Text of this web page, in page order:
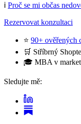
ℹ️ Proč se mi občas
Rezervovat konzultaci
⭐ 90+ ověřených
🛒 Stříbrný
🎓 MBA v
Sledujte mě: